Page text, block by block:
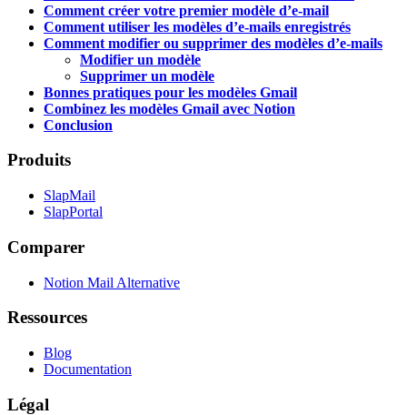
Comment créer votre premier modèle d’e-mail
Comment utiliser les modèles d’e-mails enregistrés
Comment modifier ou supprimer des modèles d’e-mails
Modifier un modèle
Supprimer un modèle
Bonnes pratiques pour les modèles Gmail
Combinez les modèles Gmail avec Notion
Conclusion
Produits
SlapMail
SlapPortal
Comparer
Notion Mail Alternative
Ressources
Blog
Documentation
Légal